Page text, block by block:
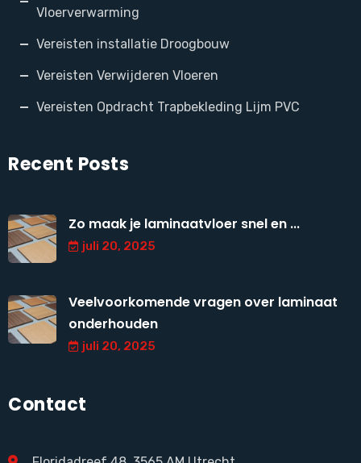
Vloerverwarming
Vereisten installatie Droogbouw
Vereisten Verwijderen Vloeren
Vereisten Opdracht Trapbekleding Lijm PVC
Recent Posts
Zo maak je laminaatvloer snel en ...
juli 20, 2025
Veelvoorkomende vragen over laminaat
onderhouden
juli 20, 2025
Contact